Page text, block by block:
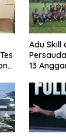
Adu Skill
13
Meriah